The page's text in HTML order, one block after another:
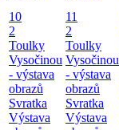
10
2
Toulky
Vysočinou
- výstava
obrazů
Svratka
Výstava
11
2
Toulky
Vysočinou
- výstava
obrazů
Svratka
Výstava